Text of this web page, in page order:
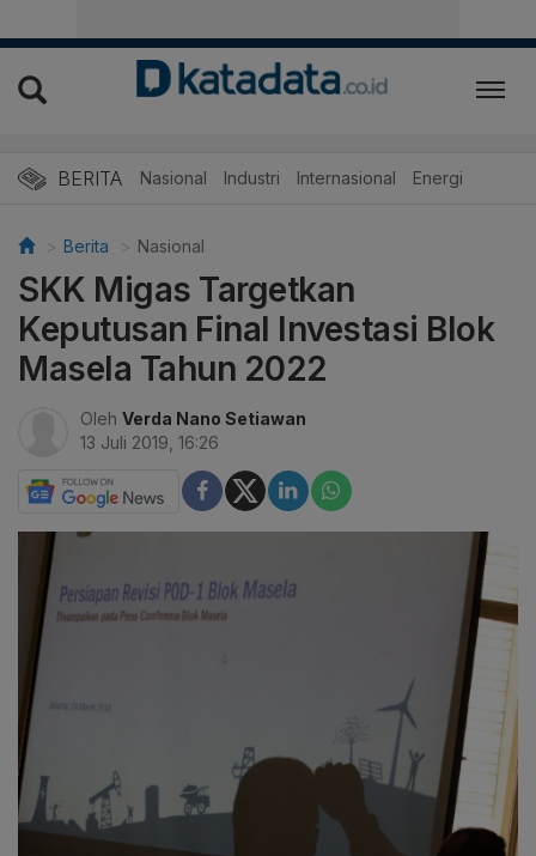
BERITA Nasional Industri Internasional Energi
Berita Nasional
SKK Migas Targetkan
Keputusan Final Investasi Blok
Masela Tahun 2022
Oleh Verda Nano Setiawan
13 Juli 2019, 16:26